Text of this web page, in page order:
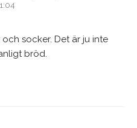
socker. Det är ju inte
bröd.